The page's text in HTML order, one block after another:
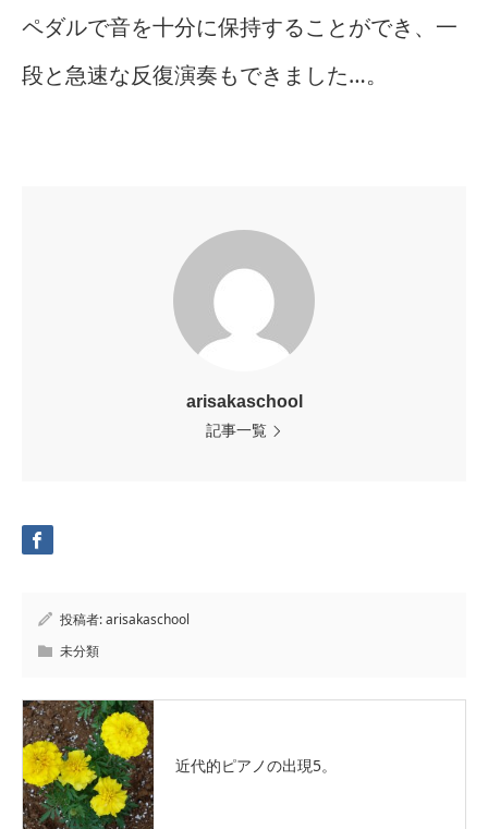
ペダルで音を十分に保持することができ、一
段と急速な反復演奏もできました…。
arisakaschool
記事一覧
投稿者:arisakaschool
未分類
近代的ピアノの出現5。